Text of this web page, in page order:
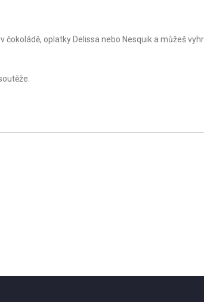
čokoládě, oplatky Delissa nebo Nesquik a můžeš